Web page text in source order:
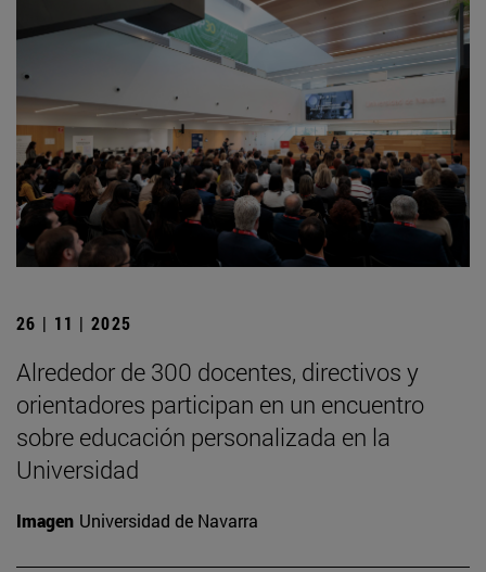
26 | 11 | 2025
Alrededor de 300 docentes, directivos y
orientadores participan en un encuentro
sobre educación personalizada en la
Universidad
Imagen Universidad de Navarra